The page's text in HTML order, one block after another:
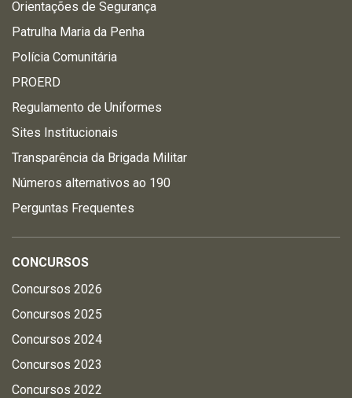
Orientações de Segurança
Patrulha Maria da Penha
Polícia Comunitária
PROERD
Regulamento de Uniformes
Sites Institucionais
Transparência da Brigada Militar
Números alternativos ao 190
Perguntas Frequentes
CONCURSOS
Concursos 2026
Concursos 2025
Concursos 2024
Concursos 2023
Concursos 2022